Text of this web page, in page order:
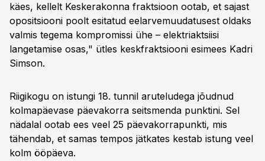
käes, kellelt Keskerakonna fraktsioon ootab, et sajast
opositsiooni poolt esitatud eelarvemuudatusest oldaks
valmis tegema kompromissi ühe – elektriaktsiisi
langetamise osas," ütles keskfraktsiooni esimees Kadri
Simson.
Riigikogu on istungi 18. tunnil aruteludega jõudnud
kolmapäevase päevakorra seitsmenda punktini. Sel
nädalal ootab ees veel 25 päevakorrapunkti, mis
tähendab, et samas tempos jätkates kestab istung veel
kolm ööpäeva.